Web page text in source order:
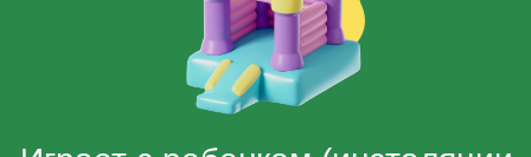
Водит ребенка в туалет